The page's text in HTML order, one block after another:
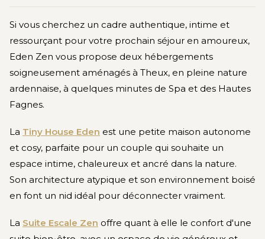
Si vous cherchez un cadre authentique, intime et
ressourçant pour votre prochain séjour en amoureux,
Eden Zen vous propose deux hébergements
soigneusement aménagés à Theux, en pleine nature
ardennaise, à quelques minutes de Spa et des Hautes
Fagnes.
La Tiny House Eden est une petite maison autonome
et cosy, parfaite pour un couple qui souhaite un
espace intime, chaleureux et ancré dans la nature.
Son architecture atypique et son environnement boisé
en font un nid idéal pour déconnecter vraiment.
La Suite Escale Zen offre quant à elle le confort d'une